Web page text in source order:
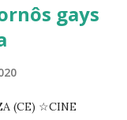
gays
(CE) ☆CINE